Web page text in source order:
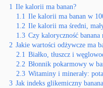
1 Ile kalorii ma banan?
1.1 Ile kalorii ma banan w
1.2 Ile kalorii ma średni,
1.3 Czy kaloryczność
2 Jakie wartości odżywcze ma
2.1 Białko, tłuszcz i
2.2 Błonnik pokarmowy w
2.3 Witaminy i minerały:
3 Jak indeks glikemiczny